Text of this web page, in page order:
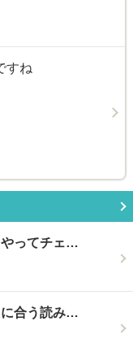
すね
やってチェ…
に合う読み…